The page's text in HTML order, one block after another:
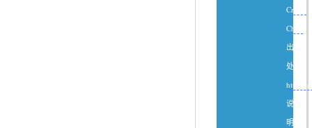
Create
Chen
出
处：
http://
说
明：